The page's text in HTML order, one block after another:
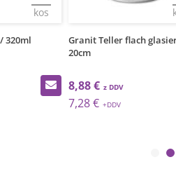
kos kos
Granit Teller flach glasiert /
20cm
8,88 €
7,28 €